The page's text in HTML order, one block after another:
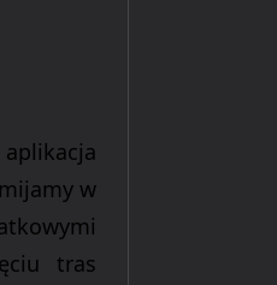
w
tras